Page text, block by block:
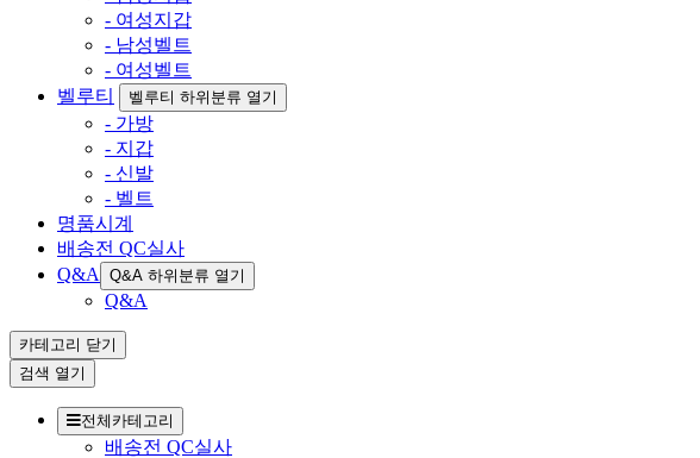
- 여성지갑
- 남성벨트
- 여성벨트
벨루티
벨루티 하위분류 열기
- 가방
- 지갑
- 신발
- 벨트
명품시계
배송전 QC실사
Q&A
Q&A 하위분류 열기
Q&A
카테고리 닫기
검색 열기
전체카테고리
배송전 QC실사